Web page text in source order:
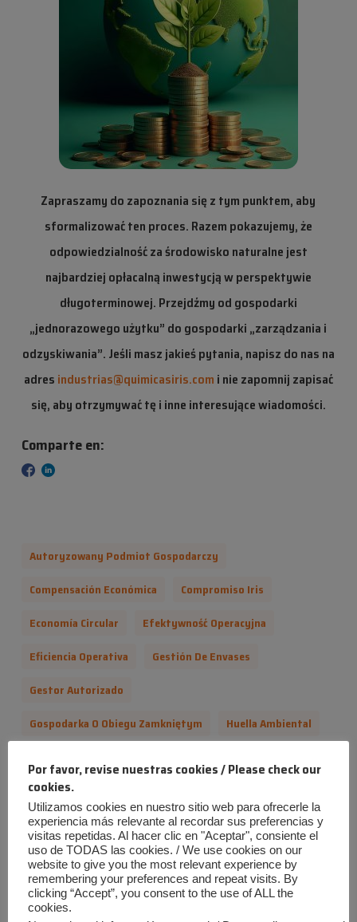
Zapraszamy do zapoznania się z tym punktem, aby
sformalizować ten proces. Razem pokazujemy, że
odpowiedzialność za środowisko naturalne jest
najbardziej opłacalną inwestycją w perspektywie
długoterminowej. Przejdźmy od gospodarki
„jednorazowego użytku” do gospodarki „zarządzania i
odzyskiwania”. Jeśli masz jakieś pytania, napisz do nas na
adres industrias@quimicasiris.com i nie zapomnij zapisać
się, aby otrzymywać tę i inne interesujące wiadomości.
Comparte en:
Autoryzowany Podmiot Gospodarczy
Compensación Económica
Compromiso Iris
Economía Circular
Efektywność Operacyjna
Eficiencia Operativa
Gestión De Envases
Gestor Autorizado
Gospodarka O Obiegu Zamkniętym
Huella Ambiental
Normativa Ambiental
Odzysk Odpadów
Pewność Prawna
Przepisy Dotyczące Ochrony Środowiska
Responsabilidad Ampliada Del Productor
Por favor, revise nuestras cookies / Please check our
cookies.
Utilizamos cookies en nuestro sitio web para ofrecerle la
experiencia más relevante al recordar sus preferencias y
visitas repetidas. Al hacer clic en "Aceptar", consiente el
uso de TODAS las cookies. / We use cookies on our
website to give you the most relevant experience by
remembering your preferences and repeat visits. By
clicking “Accept”, you consent to the use of ALL the
cookies.